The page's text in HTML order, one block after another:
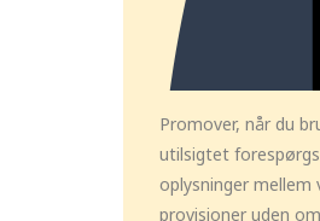
Promover, når du
utilsigtet
oplysninger mellem
provisioner uden